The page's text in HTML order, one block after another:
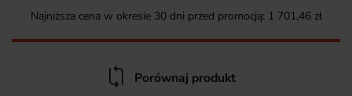
Najniższa cena w okresie 30 dni przed promocją: 1 701,46 zł
Porównaj produkt